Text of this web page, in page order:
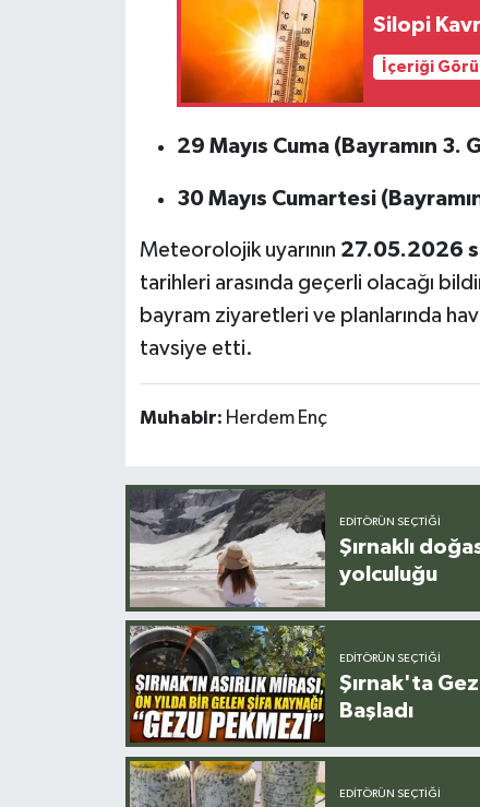
Silopi
İçeriği
29 Mayıs Cuma (Bayramın 3.
30 Mayıs Cumartesi
Meteorolojik uyarının 27.05.2026
tarihleri arasında geçerli olacağı
bayram ziyaretleri ve planlarında
tavsiye etti.
Muhabir: Herdem Enç
EDITÖRÜN SEÇTIĞI
Şırnaklı
yolculuğu
EDITÖRÜN SEÇTIĞI
Şırnak'ta
Başladı
EDITÖRÜN SEÇTIĞI